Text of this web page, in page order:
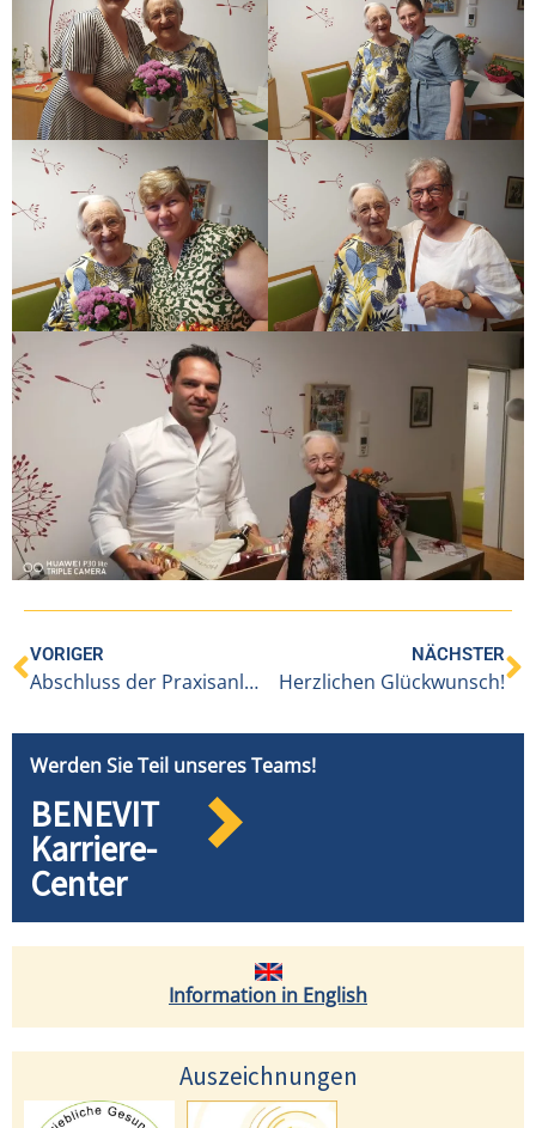
VORIGER
Abschluss der Praxisanleiter:innenausbildung
NÄCHSTER
Herzlichen Glückwunsch!
Werden Sie Teil unseres Teams!
BENEVIT
Karriere-
Center
Information in English
Auszeichnungen